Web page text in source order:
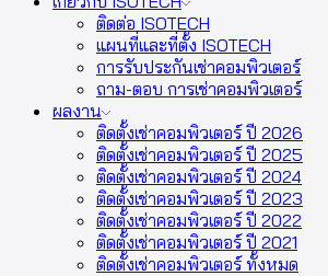
ติดต่อ ISOTECH
แผนที่และที่ตั้ง ISOTECH
การรับประกันเช่าคอมพิวเตอร์
ถาม-ตอบ การเช่าคอมพิวเตอร์
ผลงาน
ติดตั้งเช่าคอมพิวเตอร์ ปี 2026
ติดตั้งเช่าคอมพิวเตอร์ ปี 2025
ติดตั้งเช่าคอมพิวเตอร์ ปี 2024
ติดตั้งเช่าคอมพิวเตอร์ ปี 2023
ติดตั้งเช่าคอมพิวเตอร์ ปี 2022
ติดตั้งเช่าคอมพิวเตอร์ ปี 2021
ติดตั้งเช่าคอมพิวเตอร์ ทั้งหมด